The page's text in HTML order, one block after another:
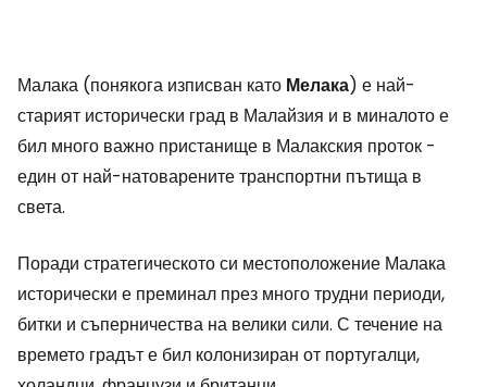
Малака (понякога изписван като Мелака) е най-
старият исторически град в Малайзия и в миналото е
бил много важно пристанище в Малакския проток -
един от най-натоварените транспортни пътища в
света.
Поради стратегическото си местоположение Малака
исторически е преминал през много трудни периоди,
битки и съперничества на велики сили. С течение на
времето градът е бил колонизиран от португалци,